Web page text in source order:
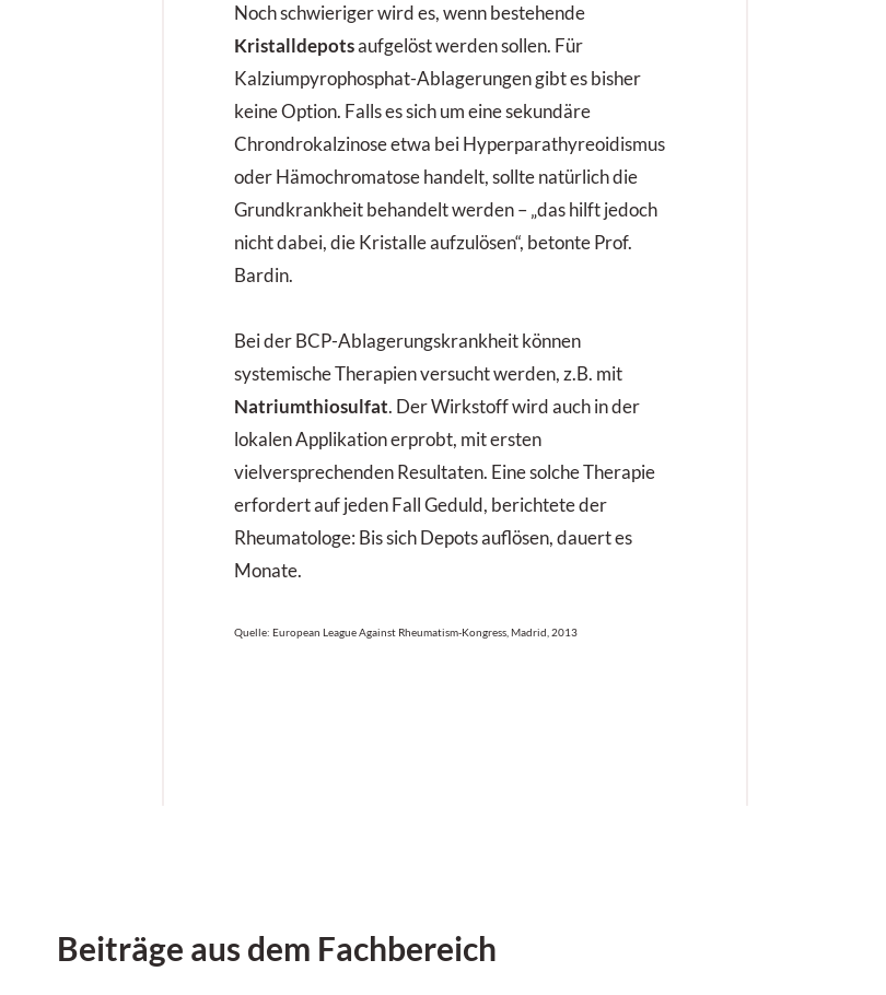
präsentiert sich mit
seit mehreren
Monaten
rezidivierenden
Infekten.
Noch schwieriger wird es, wenn bestehende
Kristalldepotsaufgelöst werden sollen. Für
Kalziumpyrophosphat-Ablagerungen gibt es bisher
keine Option. Falls es sich um eine sekundäre
Chrondrokalzinose etwa bei Hyperparathyreoidismus
oder Hämochromatose handelt, sollte natürlich die
Grundkrankheit behandelt werden – „das hilft jedoch
nicht dabei, die Kristalle aufzulösen“, betonte Prof.
Bardin.
Bei der BCP-Ablagerungskrankheit können
systemische Therapien versucht werden, z.B. mit
Natriumthiosulfat. Der Wirkstoff wird auch in der
lokalen Applikation erprobt, mit ersten
vielversprechenden Resultaten. Eine solche Therapie
erfordert auf jeden Fall Geduld, berichtete der
Rheumatologe: Bis sich Depots auflösen, dauert es
Monate.
Quelle: European League Against Rheumatism-Kongress, Madrid, 2013
Beiträge aus dem Fachbereich